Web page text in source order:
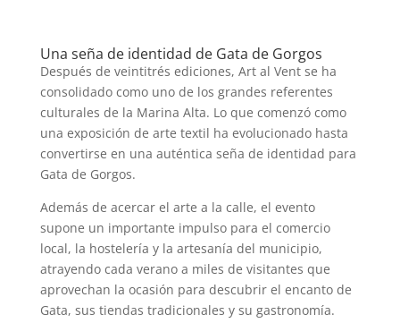
Una seña de identidad de Gata de Gorgos
Después de veintitrés ediciones, Art al Vent se ha
consolidado como uno de los grandes referentes
culturales de la Marina Alta. Lo que comenzó como
una exposición de arte textil ha evolucionado hasta
convertirse en una auténtica seña de identidad para
Gata de Gorgos.
Además de acercar el arte a la calle, el evento
supone un importante impulso para el comercio
local, la hostelería y la artesanía del municipio,
atrayendo cada verano a miles de visitantes que
aprovechan la ocasión para descubrir el encanto de
Gata, sus tiendas tradicionales y su gastronomía.